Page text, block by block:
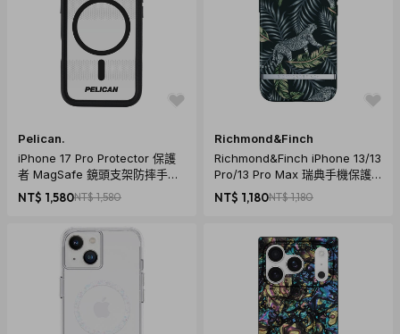
Pelican.
iPhone 17 Pro Protector 保護
者 MagSafe 鏡頭支架防摔手機
殼 - 透明
NT$ 1,580NT$ 1,580
Richmond&Finch
Richmond&Finch iPhone 13/13
Pro/13 Pro Max 瑞典手機保護
殼 - 銀砌叢林
NT$ 1,180NT$ 1,180